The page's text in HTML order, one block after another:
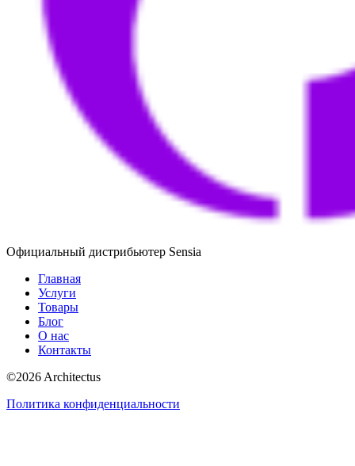
Официальный дистрибьютер Sensia
Главная
Услуги
Товары
Блог
О нас
Контакты
©2026 Architectus
Политика конфиденциальности